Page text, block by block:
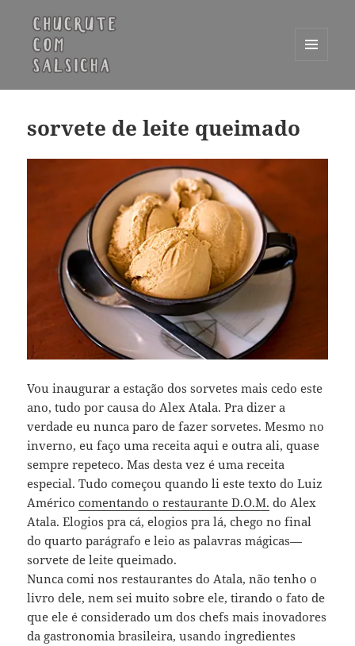
WIDGETS
sorvete de leite queimado
Vou inaugurar a estação dos sorvetes mais cedo este
ano, tudo por causa do Alex Atala. Pra dizer a
verdade eu nunca paro de fazer sorvetes. Mesmo no
inverno, eu faço uma receita aqui e outra ali, quase
sempre repeteco. Mas desta vez é uma receita
especial. Tudo começou quando li este texto do Luiz
Américocomentando o restaurante D.O.M. do Alex
Atala. Elogios pra cá, elogios pra lá, chego no final
do quarto parágrafo e leio as palavras mágicas—
sorvete de leite queimado.
Nunca comi nos restaurantes do Atala, não tenho o
livro dele, nem sei muito sobre ele, tirando o fato de
que ele é considerado um dos chefs mais inovadores
da gastronomia brasileira, usando ingredientes